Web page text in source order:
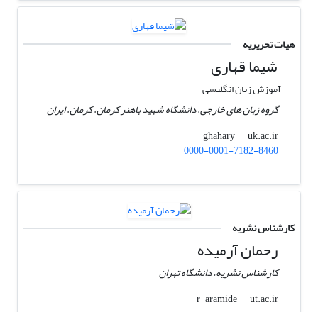
هیات تحریریه
شیما قهاری
آموزش زبان انگلیسی
گروه زبان های خارجی، دانشگاه شهید باهنر کرمان، کرمان، ایران
ghahary
uk.ac.ir
0000-0001-7182-8460
کارشناس نشریه
رحمان آرمیده
کارشناس نشریه. دانشگاه تهران
r_aramide
ut.ac.ir